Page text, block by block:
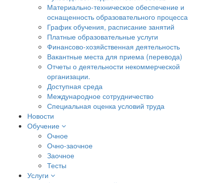
Материально-техническое обеспечение и
оснащенность образовательного процесса
График обучения, расписание занятий
Платные образовательные услуги
Финансово-хозяйственная деятельность
Вакантные места для приема (перевода)
Отчеты о деятельности некоммерческой
организации.
Доступная среда
Международное сотрудничество
Специальная оценка условий труда
Новости
Обучение
Очное
Очно-заочное
Заочное
Тесты
Услуги